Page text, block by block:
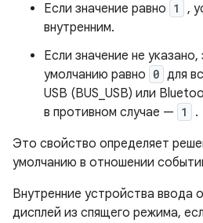
Если значение равно 1
,
внутренним.
Если значение не указано,
умолчанию равно 0 для
USB (BUS_USB) или
в противном случае — 1
.
Это свойство определяет
умолчанию в отношении
Внутренние устройства ввода
дисплей из спящего режима,